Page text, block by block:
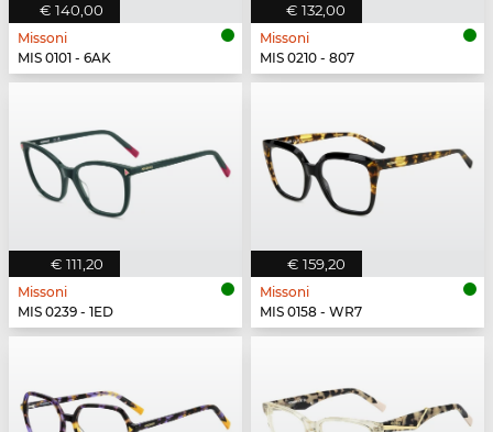
€ 140,00
Missoni
MIS 0101 - 6AK
€ 132,00
Missoni
MIS 0210 - 807
€ 111,20
Missoni
MIS 0239 - 1ED
€ 159,20
Missoni
MIS 0158 - WR7